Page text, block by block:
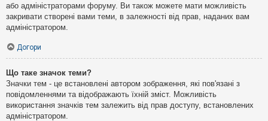
або адміністраторами форуму. Ви також можете мати можливість
закривати створені вами теми, в залежності від прав, наданих вам
адміністратором.
Догори
Що таке значок теми?
Значки тем - це встановлені автором зображення, які пов'язані з
повідомленнями та відображають їхній зміст. Можливість
використання значків тем залежить від прав доступу, встановлених
адміністратором.